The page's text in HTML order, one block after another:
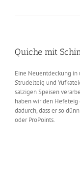
Quiche mit
Eine Neuentdeckung in
Strudelteig und
salzigen Speisen
haben wir den
dadurch, dass er so
oder ProPoints.